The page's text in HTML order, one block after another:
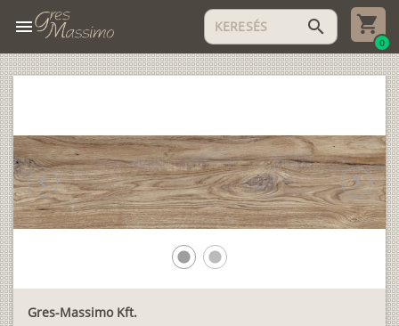
menu search
0
Gres-Massimo Kft.
lens lens
chevron_left chevron_right